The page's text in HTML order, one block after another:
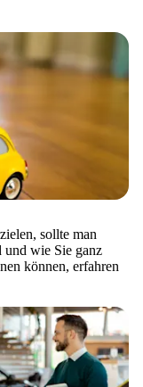
sollte man
und wie Sie ganz
können, erfahren